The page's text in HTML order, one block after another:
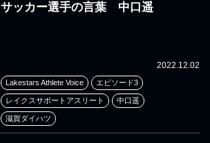
サッカー選手の言葉 中口遥
2022.12.02
Lakestars Athlete Voice エピソード3
レイクスサポートアスリート 中口遥
滋賀ダイハツ